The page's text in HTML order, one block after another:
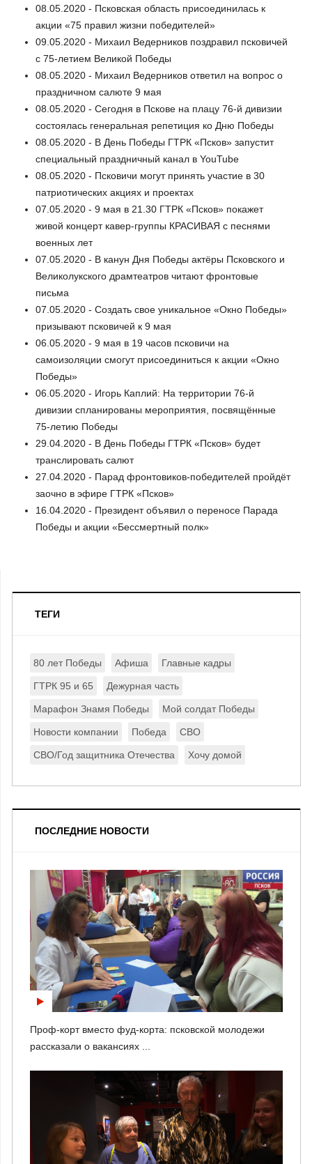
08.05.2020 - Псковская область присоединилась к
акции «75 правил жизни победителей»
09.05.2020 - Михаил Ведерников поздравил псковичей
с 75-летием Великой Победы
08.05.2020 - Михаил Ведерников ответил на вопрос о
праздничном салюте 9 мая
08.05.2020 - Сегодня в Пскове на плацу 76-й дивизии
состоялась генеральная репетиция ко Дню Победы
08.05.2020 - В День Победы ГТРК «Псков» запустит
специальный праздничный канал в YouTube
08.05.2020 - Псковичи могут принять участие в 30
патриотических акциях и проектах
07.05.2020 - 9 мая в 21.30 ГТРК «Псков» покажет
живой концерт кавер-группы КРАСИВАЯ с песнями
военных лет
07.05.2020 - В канун Дня Победы актёры Псковского и
Великолукского драмтеатров читают фронтовые
письма
07.05.2020 - Создать свое уникальное «Окно Победы»
призывают псковичей к 9 мая
06.05.2020 - 9 мая в 19 часов псковичи на
самоизоляции смогут присоединиться к акции «Окно
Победы»
06.05.2020 - Игорь Каплий: На территории 76-й
дивизии спланированы мероприятия, посвящённые
75-летию Победы
29.04.2020 - В День Победы ГТРК «Псков» будет
транслировать салют
27.04.2020 - Парад фронтовиков-победителей пройдёт
заочно в эфире ГТРК «Псков»
16.04.2020 - Президент объявил о переносе Парада
Победы и акции «Бессмертный полк»
ТЕГИ
80 лет Победы Афиша Главные кадры
ГТРК 95 и 65 Дежурная часть
Марафон Знамя Победы Мой солдат Победы
Новости компании Победа СВО
СВО/Год защитника Отечества Хочу домой
ПОСЛЕДНИЕ НОВОСТИ
Проф-корт вместо фуд-корта: псковской молодежи
рассказали о вакансиях ...